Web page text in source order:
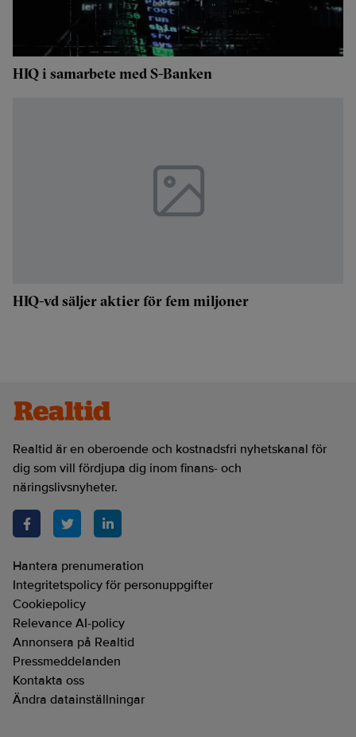
HIQ i samarbete med S-Banken
HIQ-vd säljer aktier för fem miljoner
Realtid är en oberoende och kostnadsfri nyhetskanal för
dig som vill fördjupa dig inom finans- och
näringslivsnyheter.
Hantera prenumeration
Integritetspolicy för personuppgifter
Cookiepolicy
Relevance AI-policy
Annonsera på Realtid
Pressmeddelanden
Kontakta oss
Ändra datainställningar